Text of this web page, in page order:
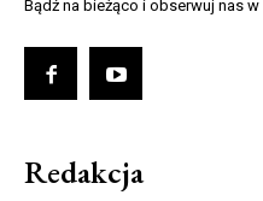
Bądź na bieżąco i obserwuj nas
Redakcja